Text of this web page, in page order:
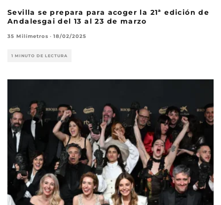
Sevilla se prepara para acoger la 21ª edición de
Andalesgai del 13 al 23 de marzo
35 Milímetros · 18/02/2025
1 MINUTO DE LECTURA